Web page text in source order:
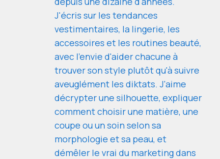
J'écris sur les tendances
vestimentaires, la lingerie, les
accessoires et les routines beauté,
avec l'envie d'aider chacune à
trouver son style plutôt qu'à suivre
aveuglément les diktats. J'aime
décrypter une silhouette, expliquer
comment choisir une matière, une
coupe ou un soin selon sa
morphologie et sa peau, et
démêler le vrai du marketing dans